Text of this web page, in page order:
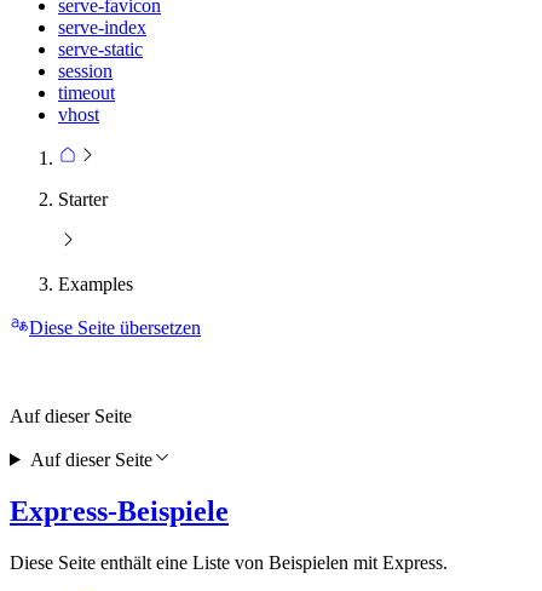
serve-favicon
serve-index
serve-static
session
timeout
vhost
Starter
Examples
Diese Seite übersetzen
Express-Beispiele
Diese Seite enthält eine Liste von Beispielen mit Express.
Auf dieser Seite
Auf dieser Seite